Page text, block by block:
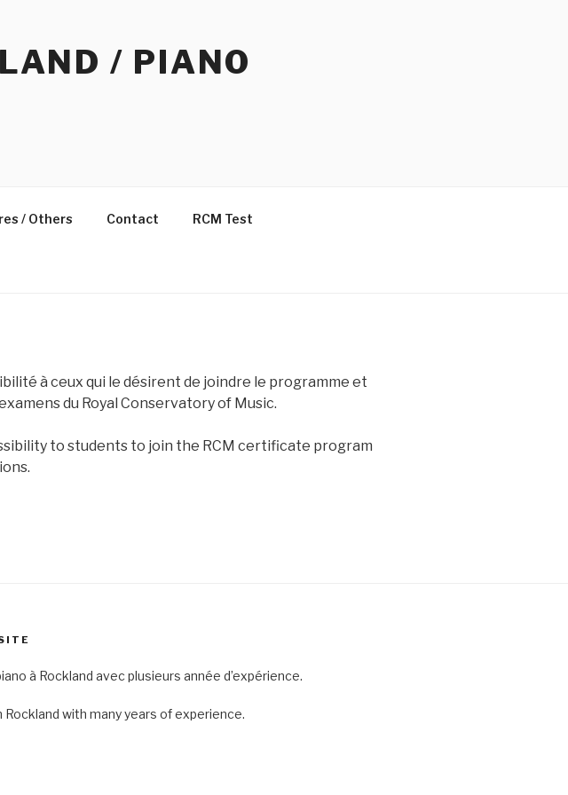
/ PIANO
/ Others Contact RCM Test
à ceux qui le désirent de joindre le programme et
du Royal Conservatory of Music.
to students to join the RCM certificate program
à Rockland avec plusieurs année d’expérience.
Rockland with many years of experience.